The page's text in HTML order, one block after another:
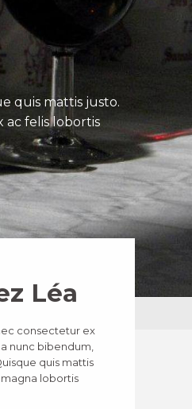
quis mattis justo.
ac felis lobortis
Léa
consectetur ex
nunc bibendum,
quis mattis
lobortis